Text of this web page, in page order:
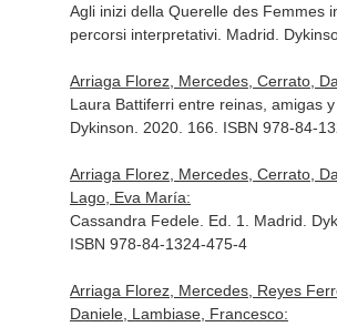
Agli inizi della Querelle des Femmes
percorsi interpretativi. Madrid.
Arriaga Florez, Mercedes, Cerrato,
Laura Battiferri entre reinas, amigas y
Dykinson. 2020. 166. ISBN 978-84-
Arriaga Florez, Mercedes, Cerrato,
Lago, Eva María:
Cassandra Fedele. Ed. 1. Madrid.
ISBN 978-84-1324-475-4
Arriaga Florez, Mercedes, Reyes
Daniele, Lambiase, Francesco: